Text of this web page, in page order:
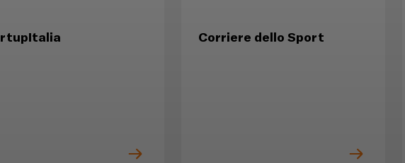
Corriere dello Sport